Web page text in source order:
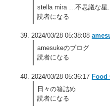
stella mira …不思議な星…
読者になる
2024/03/28 05:38:08
amesukeのブログ
読者になる
2024/03/28 05:36:17 Food
日々の箱詰め
読者になる